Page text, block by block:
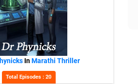
InMarathi Thriller
Total Episodes : 20